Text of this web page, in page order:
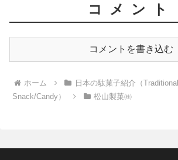
コメント
コメントを書き込む
ホーム
日本の駄菓子紹介（
Snack/Candy）
松山製菓㈱